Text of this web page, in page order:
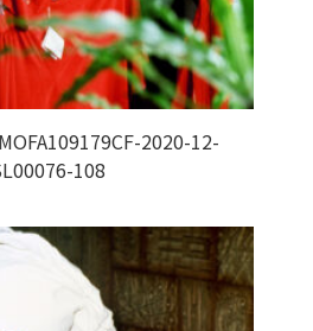
2020-12-
108